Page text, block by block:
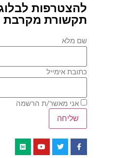
להצטרפות
תקשורת מקרבת
שם מלא
כתובת אימייל
אני מאשר/ת הרשמה